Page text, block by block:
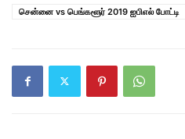
சென்னை vs பெங்களூர் 2019 ஐ‌பி‌எல் போட்டி